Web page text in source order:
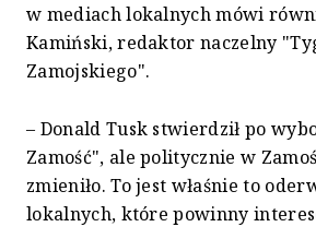
w mediach lokalnych mówi
Kamiński, redaktor naczelny
Zamojskiego".
– Donald Tusk stwierdził po
Zamość", ale politycznie w
zmieniło. To jest właśnie to
lokalnych, które powinny